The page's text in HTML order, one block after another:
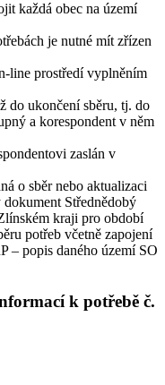
každá obec na území
je nutné mít zřízen
line prostředí vyplněním
do ukončení sběru, tj. do
a korespondent v něm
zaslán v
o sběr nebo aktualizaci
Střednědobý
kraji pro období
potřeb včetně zapojení
– popis daného území SO
k potřebě č.